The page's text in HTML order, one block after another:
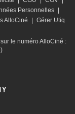
Personnelles
AlloCiné
Gérer Utiq
le numéro AlloCiné :